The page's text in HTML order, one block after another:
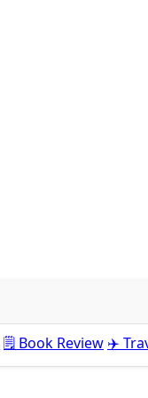
🗒️ Book Review ✈️